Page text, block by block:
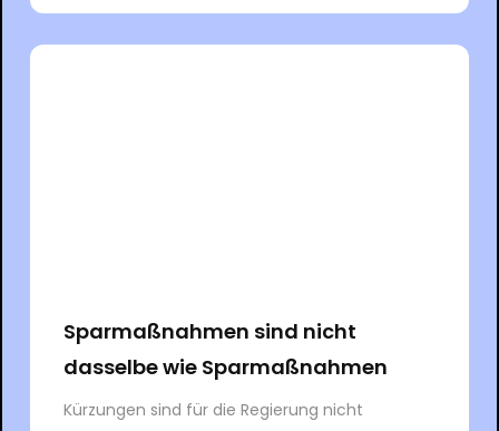
Sparmaßnahmen sind nicht
dasselbe wie Sparmaßnahmen
Kürzungen sind für die Regierung nicht